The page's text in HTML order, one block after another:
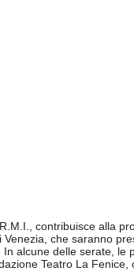
contribuisce alla
che saranno
alcune delle serate,
Teatro La Fenice,